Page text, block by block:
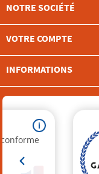
NOTRE SOCIÉTÉ
VOTRE COMPTE
INFORMATIONS